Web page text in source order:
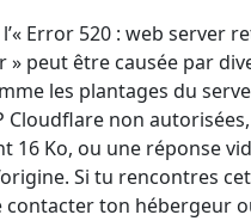
Error 520 : web server
peut être causée par
les plantages du
Cloudflare non
16 Ko, ou une réponse
Si tu rencontres
contacter ton hébergeur